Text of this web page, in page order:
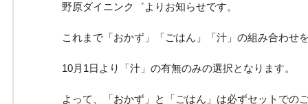
野原ダイニンク゛よりお知らせです。
これまで「おかず」「ごはん」「汁」の組み合わせ
10月1日より「汁」の有無のみの選択となります。
よって、「おかず」と「ごはん」は必ずセットでの